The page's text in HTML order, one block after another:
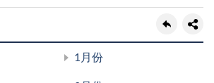
1月份